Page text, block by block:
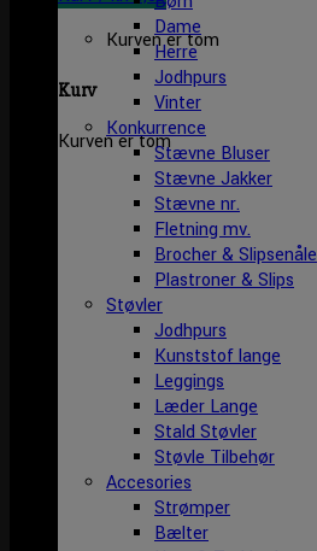
Kurven er tom
Kurv
Kurven er tom
Dame
Herre
Jodhpurs
Vinter
Konkurrence
Stævne Bluser
Stævne Jakker
Stævne nr.
Fletning mv.
Brocher & Slipsenåle
Plastroner & Slips
Støvler
Jodhpurs
Kunststof lange
Leggings
Læder Lange
Stald Støvler
Støvle Tilbehør
Accesories
Strømper
Bælter